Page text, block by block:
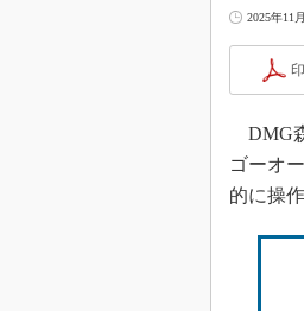
2025年11
DMG
ゴーオ
的に操